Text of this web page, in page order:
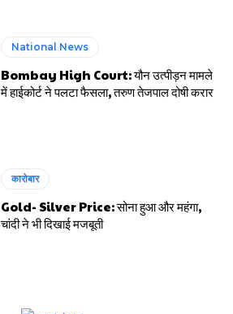
National News
Bombay High Court: यौन उत्पीड़न मामले
में हाईकोर्ट ने पलटा फैसला, तरुण तेजपाल दोषी करार
कारोबार
Gold- Silver Price: सोना हुआ और महंगा,
चांदी ने भी दिखाई मजबूती